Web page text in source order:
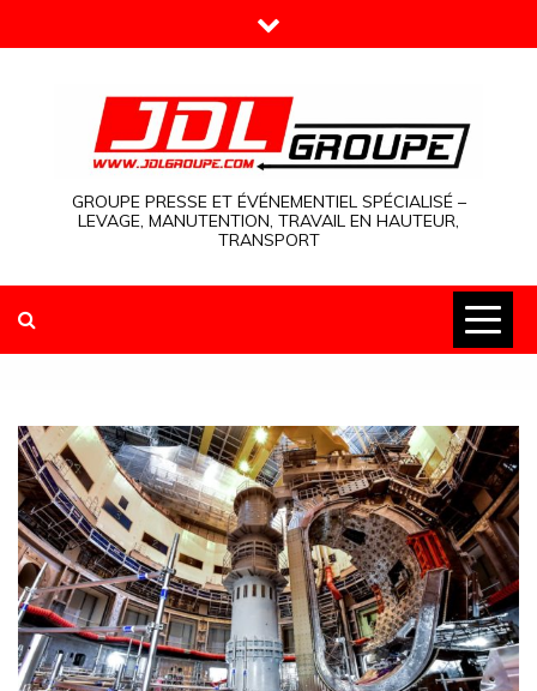
to
GROUPE PRESSE ET ÉVÉNEMENTIEL SPÉCIALISÉ –
LEVAGE, MANUTENTION, TRAVAIL EN HAUTEUR,
TRANSPORT